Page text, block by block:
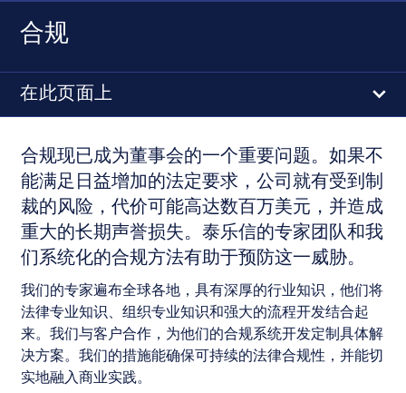
合规
在此页面上
合规现已成为董事会的一个重要问题。如果不
能满足日益增加的法定要求，公司就有受到制
裁的风险，代价可能高达数百万美元，并造成
重大的长期声誉损失。泰乐信的专家团队和我
们系统化的合规方法有助于预防这一威胁。
我们的专家遍布全球各地，具有深厚的行业知识，他们将
法律专业知识、组织专业知识和强大的流程开发结合起
来。我们与客户合作，为他们的合规系统开发定制具体解
决方案。我们的措施能确保可持续的法律合规性，并能切
实地融入商业实践。